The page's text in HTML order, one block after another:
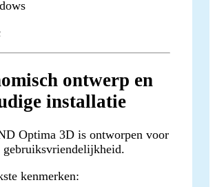
ontwerp en
installatie
Optima 3D is ontworpen voor
gebruiksvriendelijkheid.
kenmerken: